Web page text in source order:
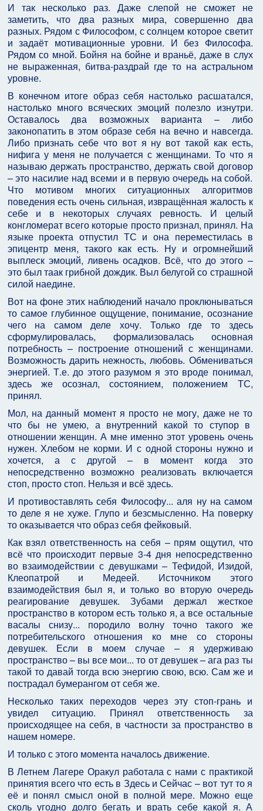
И так несколько раз. Даже слепой не сможет не
заметить, что два разных мира, совершенно два
разных. Рядом с Философом, с солнцем которое светит
и задаёт мотивационные уровни. И без Философа.
Рядом со мной. Бойня на бойне и враньё, даже в слух
не выраженная, битва-раздрай где то на астральном
уровне.
В конечном итоге образ себя настолько расшатался,
настолько много всяческих эмоций полезло изнутри.
Оставалось два возможных варианта – либо
законопатить в этом образе себя на вечно и навсегда.
Либо признать себе что вот я ну вот такой как есть,
нифига у меня не получается с женщинами. То что я
называю держать пространство, держать свой договор
– это насилие над всеми и в первую очередь на собой.
Что мотивом многих ситуационных алгоритмов
поведения есть очень сильная, извращённая жалость к
себе и в некоторых случаях ревность. И целый
конгломерат всего которые просто признал, принял. На
языке проекта отпустил ТС и она переместилась в
эпицентр меня, такого как есть. Ну и огромнейший
выплеск эмоций, ливень осадков. Всё, что до этого –
это был таак грибной дождик. Выл белугой со страшной
силой наедине.
Вот на фоне этих наблюдений начало проклюнываться
то самое глубинное ощущение, понимание, осознание
чего на самом деле хочу. Только где то здесь
сформулировалась, формализовалась основная
потребность – построение отношений с женщинами.
Возможность дарить нежность, любовь. Обмениваться
энергией. Т.е. до этого разумом я это вроде понимал,
здесь же осознал, состоянием, положением ТС,
принял.
Мол, на данный момент я просто не могу, даже не то
что бы не умею, а внутренний какой то ступор в
отношении женщин. А мне именно этот уровень очень
нужен. Хлебом не корми. И с одной стороны нужно и
хочется, а с другой – в момент когда это
непосредственно возможно реализовать включается
стоп, просто стоп. Нельзя и всё здесь.
И противоставлять себя Философу... аля ну на самом
то деле я не хуже. Глупо и безсмысленно. На поверку
то оказывается что образ себя фейковый.
Как взял ответственность на себя – прям ощутил, что
всё что происходит первые 3-4 дня непосредственно
во взаимодействии с девушками – Тефидой, Изидой,
Клеопатрой и Медеей. Источником этого
взаимодействия был я, и только во вторую очередь
реагирование девушек. Зубами держал жесткое
пространство в котором есть только я, а все остальные
васалы снизу... породило волну точно такого же
потребительского отношения ко мне со стороны
девушек. Если в моем случае – я удерживаю
пространство – вы все мои... то от девушек – ага раз ты
такой то давай тогда всю энергию свою, всю. Сам же и
пострадал бумерангом от себя же.
Несколько таких переходов через эту стоп-грань и
увидел ситуацию. Принял ответственность за
происходящее на себя, в частности за пространство в
нашем номере.
И только с этого момента началось движение.
В Летнем Лагере Оракул работала с нами с практикой
принятия всего что есть в Здесь и Сейчас – вот тут то я
её и понял смысл оной в полной мере. Можно еще
сколь угодно долго бегать и врать себе какой я. А